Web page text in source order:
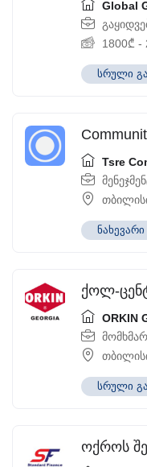
Global
1800₾ -
სრული
Tsre
ქოლ-
ORKIN
სრული
ოქროს